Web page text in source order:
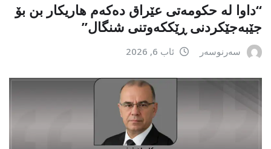
“داوا لە حكومەتی عێراق دەكەم هاریكار بن بۆ
جێبەجێكردنی ڕێككەوتنی شنگال”
سەرنوسەر ئاب 6, 2026